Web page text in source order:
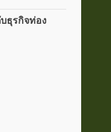
ธุรกิจท่อง